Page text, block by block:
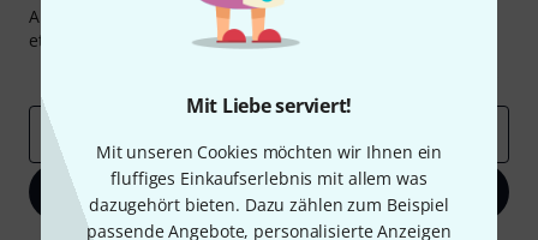
Mit Liebe serviert!
Mit unseren Cookies möchten wir Ihnen ein
fluffiges Einkaufserlebnis mit allem was
dazugehört bieten. Dazu zählen zum Beispiel
passende Angebote, personalisierte Anzeigen
Abonniere den Thomann Newsletter und gewinne mit
etwas Glück einen von50 Gutscheinen
E-Mail-Adresse
Jetzt anmelden